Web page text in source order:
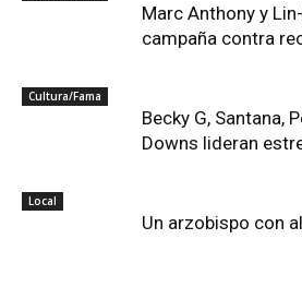
Marc Anthony y
campaña contra
Cultura/Fama
Becky G, Santana,
Downs lideran
Local
Un arzobispo con